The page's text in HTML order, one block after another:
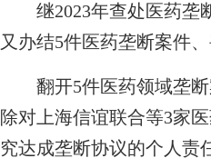
继2023年查处医药垄断
又办结5件医药垄断案件、
翻开5件医药领域垄断
除对上海信谊联合等3家
究达成垄断协议的个人责